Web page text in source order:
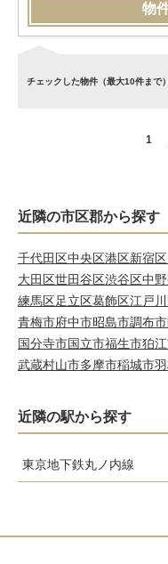
物
チェックした物件（最大10件まで
1
近隣の市区郡から探す
千代田区中央区港区新宿区
大田区世田谷区渋谷区中
練馬区足立区葛飾区江戸
青梅市府中市昭島市調布市
国分寺市国立市福生市狛
武蔵村山市多摩市稲城市
近隣の駅から探す
東京地下鉄丸ノ内線
新高円寺